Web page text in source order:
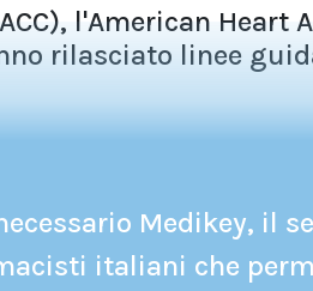
l'American Heart
rilasciato linee
Medikey, il
italiani che